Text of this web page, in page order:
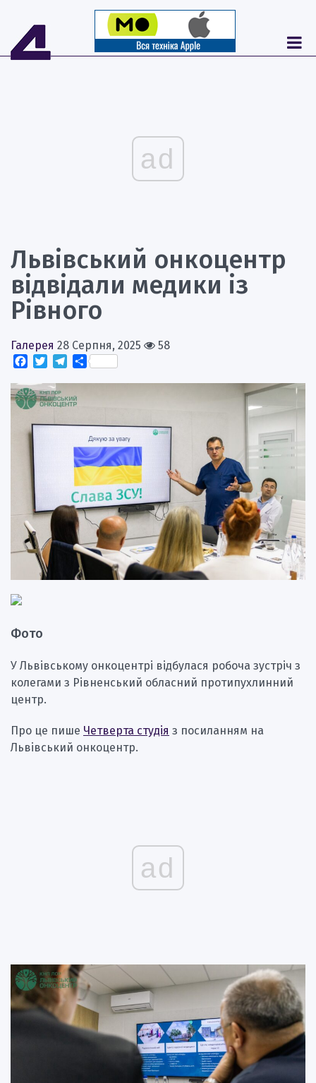
ad
Львівський онкоцентр
відвідали медики із
Рівного
Галерея 28 Серпня, 2025
58
Facebook
TwitterTelegram
Поділитися
Фото
У Львівському онкоцентрі відбулася робоча зустріч з
колегами з Рівненський обласний протипухлинний
центр.
Про це пише Четверта студія з посиланням на
Львівський онкоцентр.
ad